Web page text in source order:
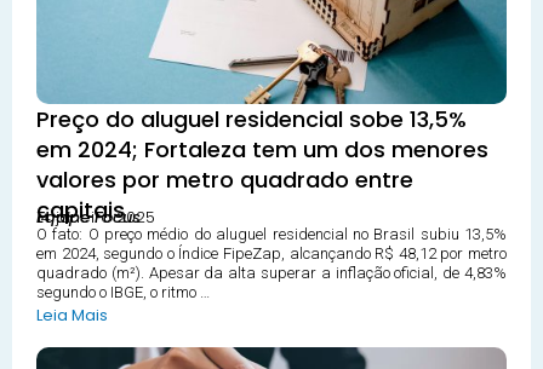
Preço do aluguel residencial sobe 13,5%
em 2024; Fortaleza tem um dos menores
valores por metro quadrado entre
capitais
14 janeiro 2025
Equipe Focus
O fato: O preço médio do aluguel residencial no Brasil subiu 13,5%
em 2024, segundo o Índice FipeZap, alcançando R$ 48,12 por metro
quadrado (m²). Apesar da alta superar a inflação oficial, de 4,83%
segundo o IBGE, o ritmo …
Leia Mais